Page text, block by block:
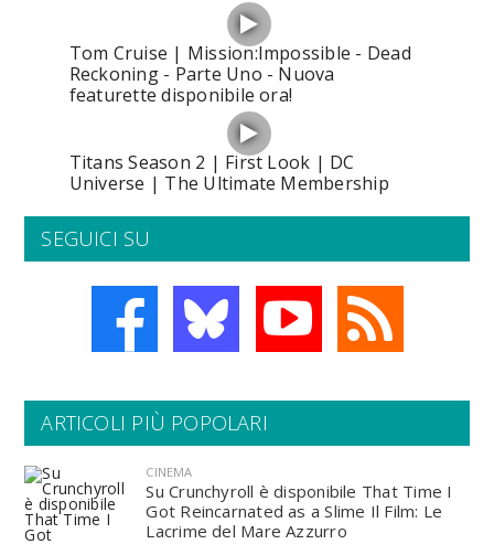
Tom Cruise | Mission:Impossible - Dead
Reckoning - Parte Uno - Nuova
featurette disponibile ora!
Titans Season 2 | First Look | DC
Universe | The Ultimate Membership
SEGUICI SU
ARTICOLI PIÙ POPOLARI
CINEMA
Su Crunchyroll è disponibile That Time I
Got Reincarnated as a Slime Il Film: Le
Lacrime del Mare Azzurro